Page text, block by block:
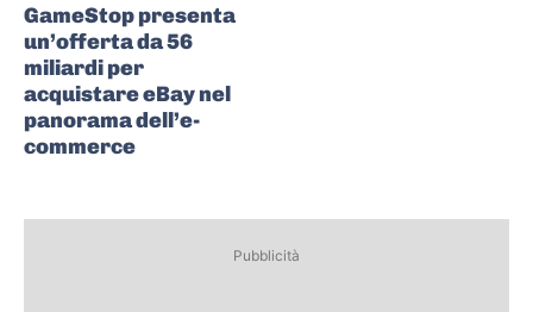
GameStop presenta
un’offerta da 56
miliardi per
acquistare eBay nel
panorama dell’e-
commerce
Pubblicità